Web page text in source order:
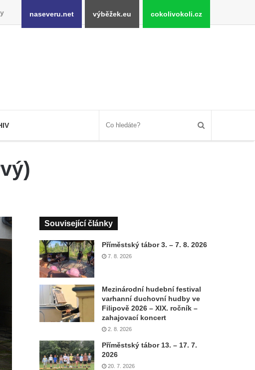
naseveru.net výběžek.eu cokolivokoli.cz
Související články
Příměstský tábor 3. – 7. 8. 2026
7. 8. 2026
Mezinárodní hudební festival
varhanní duchovní hudby ve
Filipově 2026 – XIX. ročník –
zahajovací koncert
2. 8. 2026
Příměstský tábor 13. – 17. 7.
2026
20. 7. 2026